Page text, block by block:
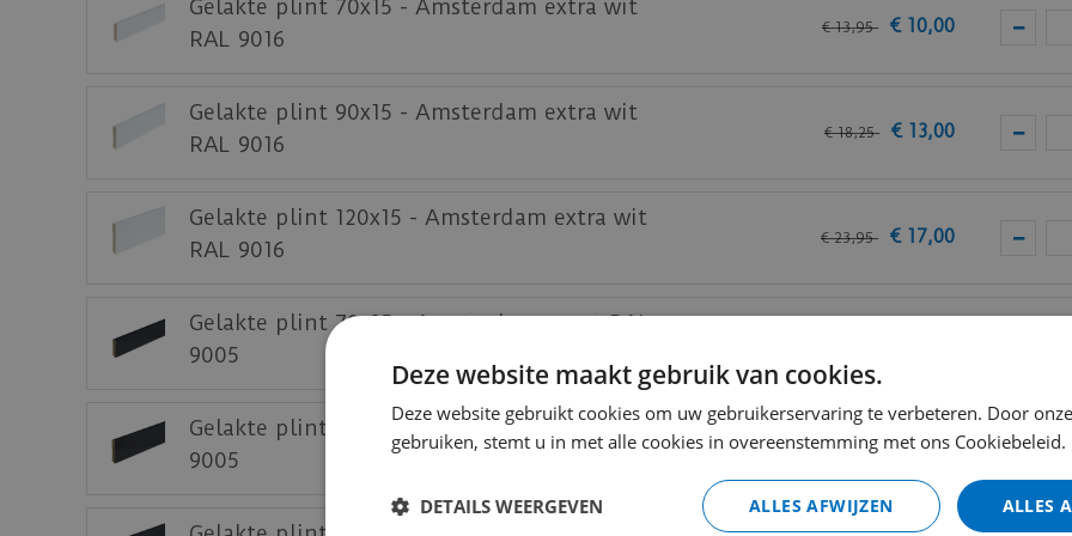
Gelakte plint 70x15 - Amsterdam extra wit
RAL 9016
€ 13,95 € 10,00
Gelakte plint 90x15 - Amsterdam extra wit
RAL 9016
€ 18,25 € 13,00
Gelakte plint 120x15 - Amsterdam extra wit
RAL 9016
€ 23,95 € 17,00
Gelakte plint 70x15 - Amsterdam zwart RAL
9005
Gelakte plint 90x15 - Amsterdam zwart RAL
9005
€ 21,95 € 15,50
Deze website maakt gebruik van cookies.
Deze website gebruikt cookies om uw gebruikerservaring te verbeteren. Door
gebruiken, stemt u in met alle cookies in overeenstemming met ons Cookiebeleid.
ALLES
ALLES AFWIJZEN
DETAILS WEERGEVEN